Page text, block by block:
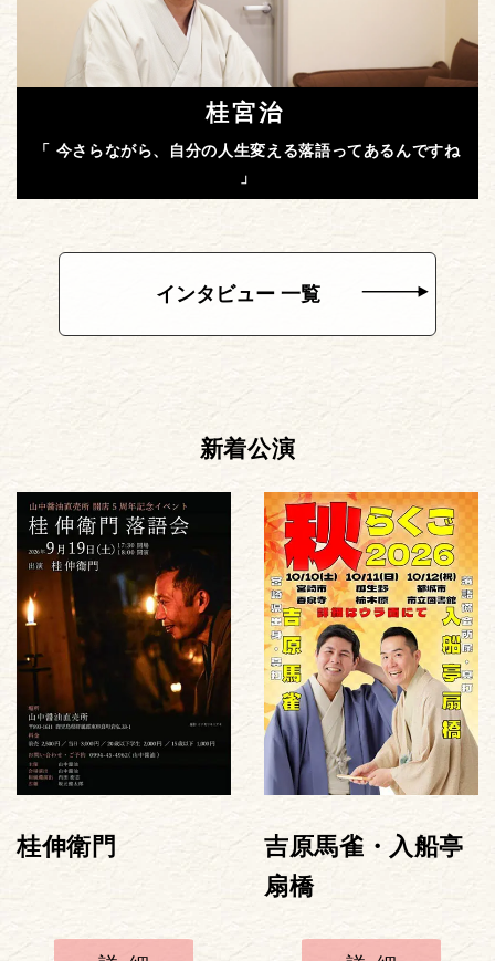
桂宮治
「 今さらながら、自分の人生変える落語ってあるんですね
」
インタビュー 一覧
新着公演
桂伸衛門
吉原馬雀・入船亭
扇橋